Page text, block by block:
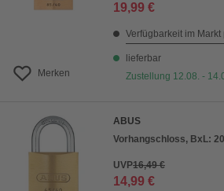
Merken
19,99 €
Verfügbarkeit im Markt
lieferbar
Zustellung 12.08. -
ABUS
Vorhangschloss, BxL:
UVP16,49 €
14,99 €